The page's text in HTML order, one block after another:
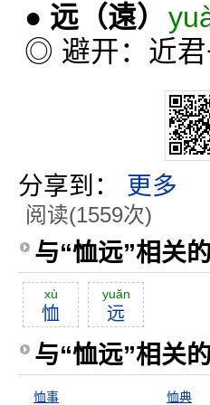
● 远 （遠）
◎ 避开：近君
分享到： 更多
阅读(1559次)
与“恤远”相关
xù
恤
yuăn
远
与“恤远”相关
恤事 恤典